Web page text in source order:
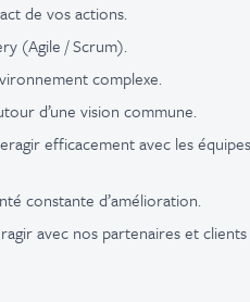
de vos actions.
(Agile / Scrum).
complexe.
d’une vision commune.
efficacement avec les
constante d’amélioration.
avec nos partenaires et